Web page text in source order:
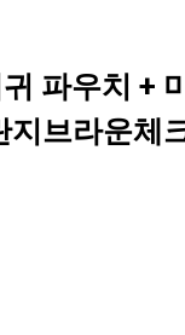
파우치 +
지브라운체